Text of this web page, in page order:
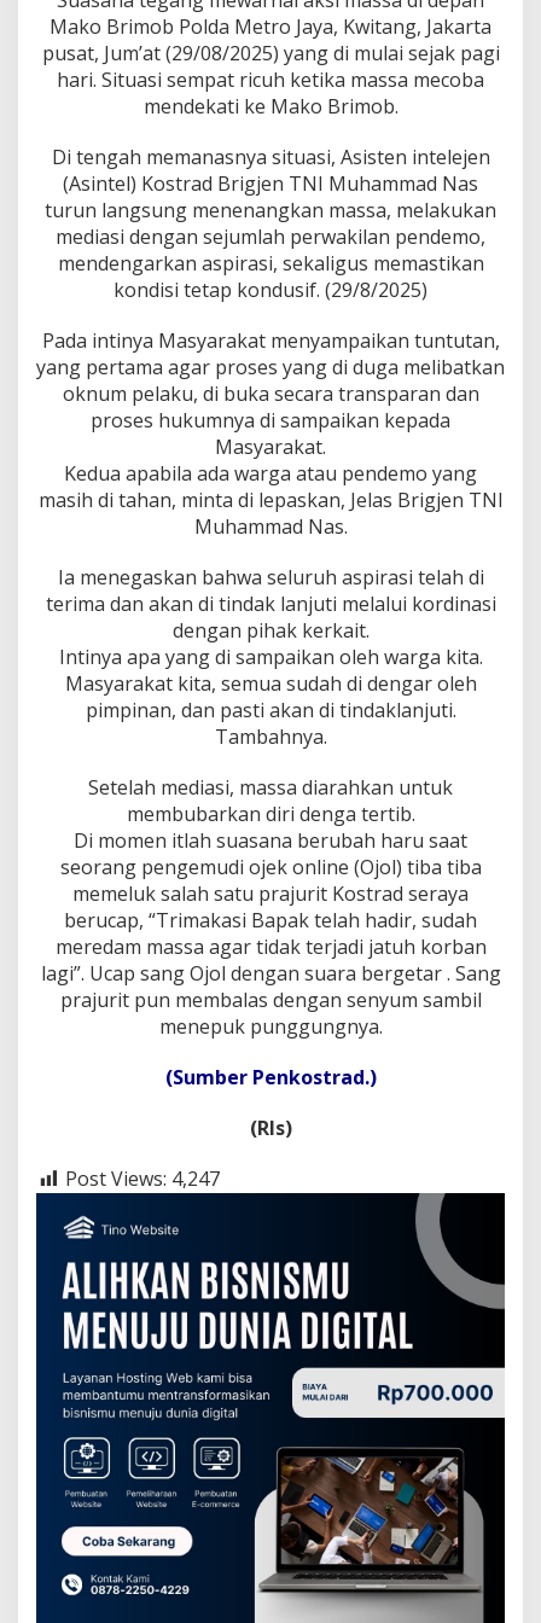
D
D
T
E
G
H
D
E
M
O
Mako Brimob Polda Metro Jaya, Kwitang, Jakarta
pusat, Jum’at (29/08/2025) yang di mulai sejak pagi
hari. Situasi sempat ricuh ketika massa mecoba
mendekati ke Mako Brimob.
Di tengah memanasnya situasi, Asisten intelejen
(Asintel) Kostrad Brigjen TNI Muhammad Nas
turun langsung menenangkan massa, melakukan
mediasi dengan sejumlah perwakilan pendemo,
mendengarkan aspirasi, sekaligus memastikan
kondisi tetap kondusif. (29/8/2025)
Pada intinya Masyarakat menyampaikan tuntutan,
yang pertama agar proses yang di duga melibatkan
oknum pelaku, di buka secara transparan dan
proses hukumnya di sampaikan kepada
Masyarakat.
Kedua apabila ada warga atau pendemo yang
masih di tahan, minta di lepaskan, Jelas Brigjen TNI
Muhammad Nas.
Ia menegaskan bahwa seluruh aspirasi telah di
terima dan akan di tindak lanjuti melalui kordinasi
dengan pihak kerkait.
Intinya apa yang di sampaikan oleh warga kita.
Masyarakat kita, semua sudah di dengar oleh
pimpinan, dan pasti akan di tindaklanjuti.
Tambahnya.
Setelah mediasi, massa diarahkan untuk
membubarkan diri denga tertib.
Di momen itlah suasana berubah haru saat
seorang pengemudi ojek online (Ojol) tiba tiba
memeluk salah satu prajurit Kostrad seraya
berucap, “Trimakasi Bapak telah hadir, sudah
meredam massa agar tidak terjadi jatuh korban
lagi”. Ucap sang Ojol dengan suara bergetar . Sang
prajurit pun membalas dengan senyum sambil
menepuk punggungnya.
(Sumber Penkostrad.)
(Rls)
Post Views: 4,247